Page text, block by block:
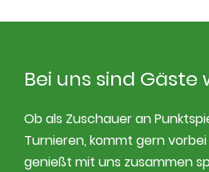
Bei uns sind
Ob als Zuschauer an
Turnieren, kommt gern
genießt mit uns zusammen